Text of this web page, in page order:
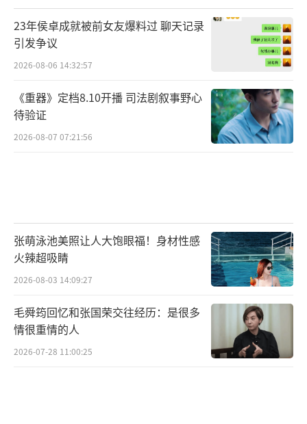
23年侯卓成就被前女友爆料过 聊天记录
引发争议
2026-08-06 14:32:57
《重器》定档8.10开播 司法剧叙事野心
待验证
2026-08-07 07:21:56
张萌泳池美照让人大饱眼福！身材性感
火辣超吸睛
2026-08-03 14:09:27
毛舜筠回忆和张国荣交往经历：是很多
情很重情的人
2026-07-28 11:00:25